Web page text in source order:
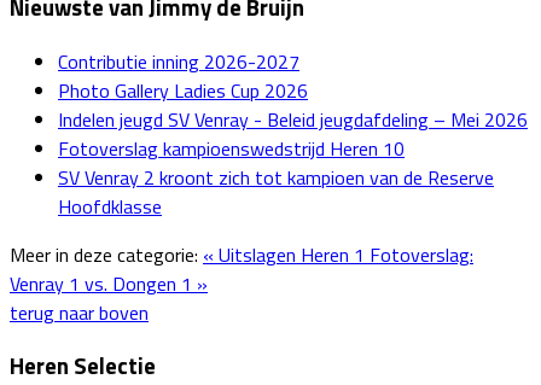
Nieuwste van Jimmy de Bruijn
Contributie inning 2026-2027
Photo Gallery Ladies Cup 2026
Indelen jeugd SV Venray - Beleid jeugdafdeling – Mei 2026
Fotoverslag kampioenswedstrijd Heren 10
SV Venray 2 kroont zich tot kampioen van de Reserve
Hoofdklasse
Meer in deze categorie: « Uitslagen Heren 1 Fotoverslag:
Venray 1 vs. Dongen 1 »
terug naar boven
Heren Selectie